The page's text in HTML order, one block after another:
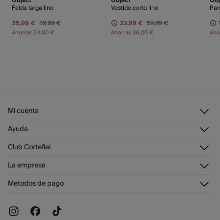
Falda larga lino
35,99 € 59,99 €
Ahorras24,00 €
Vestido corto lino
23,99 € 59,99 €
Ahorras36,00 €
Mi cuenta
Registrarme
Direcciones de envío
Tarjeta regalo online
Tarjeta abono
Ayuda
Atención al cliente
Preguntas frecuentes
Cambios, devoluciones y desistimiento
Club Cortefiel
La empresa
Trabaja con nosotros
Métodos de pago